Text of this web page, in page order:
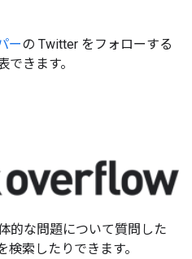
ーの Twitter をフォローする
できます。
的な問題について質問した
索したりできます。